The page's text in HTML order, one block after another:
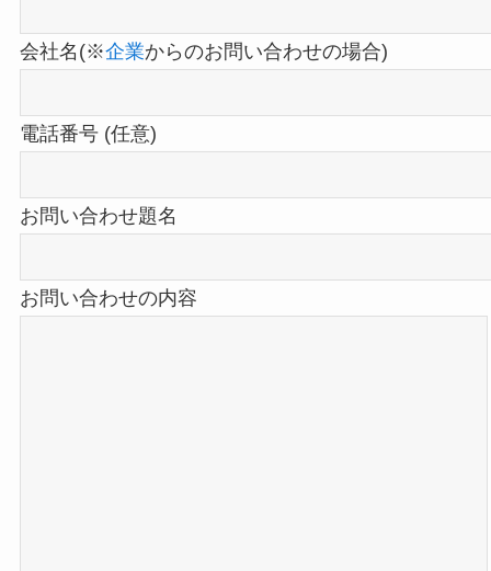
会社名(※企業からのお問い合わせの場合)
電話番号 (任意)
お問い合わせ題名
お問い合わせの内容